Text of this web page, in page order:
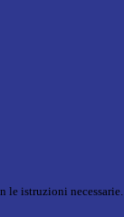
le istruzioni necessarie.